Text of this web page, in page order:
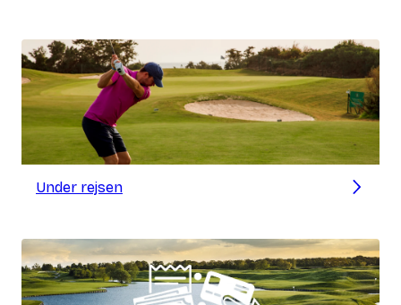
Under rejsen